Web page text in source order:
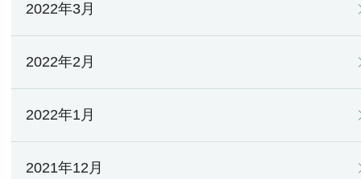
2022年3月
2022年2月
2022年1月
2021年12月